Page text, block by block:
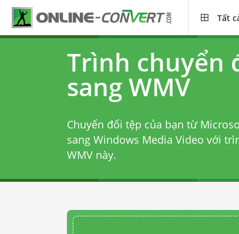
Tất
Trình chuyển
sang WMV
Chuyển đổi tệp của bạn từ
sang Windows Media Video với
WMVnày.